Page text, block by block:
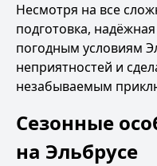
Несмотря на все
подготовка,
погодным условиям
неприятностей и
незабываемым
Сезонные
на Эльбрусе